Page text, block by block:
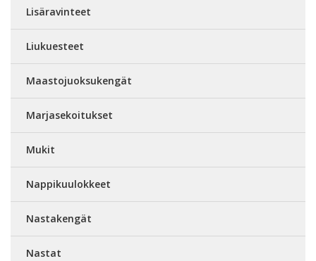
Lisäravinteet
Liukuesteet
Maastojuoksukengät
Marjasekoitukset
Mukit
Nappikuulokkeet
Nastakengät
Nastat